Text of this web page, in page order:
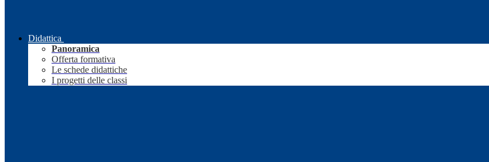
Didattica
Panoramica
Offerta formativa
Le schede didattiche
I progetti delle classi